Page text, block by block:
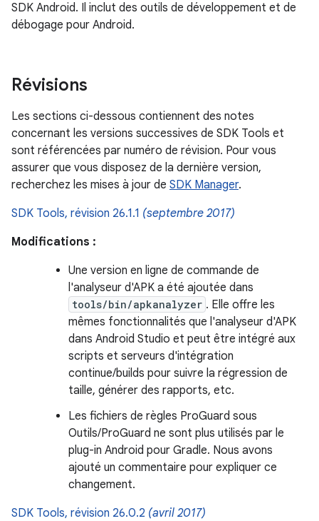
SDK Android. Il inclut des outils de développement et de
débogage pour Android.
Révisions
Les sections ci-dessous contiennent des notes
concernant les versions successives de SDK Tools et
sont référencées par numéro de révision. Pour vous
assurer que vous disposez de la dernière version,
recherchez les mises à jour de SDK Manager.
SDK Tools, révision 26.1.1 (septembre 2017)
Modifications :
Une version en ligne de commande de
l'analyseur d'APK a été ajoutée dans
tools/bin/apkanalyzer . Elle offre les
mêmes fonctionnalités que l'analyseur d'APK
dans Android Studio et peut être intégré aux
scripts et serveurs d'intégration
continue/builds pour suivre la régression de
taille, générer des rapports, etc.
Les fichiers de règles ProGuard sous
Outils/ProGuard ne sont plus utilisés par le
plug-in Android pour Gradle. Nous avons
ajouté un commentaire pour expliquer ce
changement.
SDK Tools, révision 26.0.2 (avril 2017)